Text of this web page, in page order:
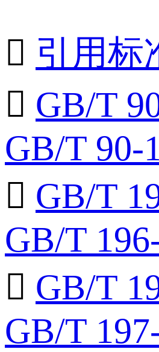
 引用标
 GB/T
GB/T 90-
 GB/T
GB/T
 GB/T
GB/T